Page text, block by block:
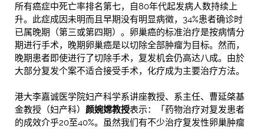
所有癌症中死亡率排名第七，自80年代起发病人数持续上
升。此症成因未明而且早期没有明显病徵，34%患者确诊时
已属晚期（第三或第四期）。卵巢癌的标准治疗是按病情分
期进行手术，晚期卵巢癌是以切除全部肿瘤为目标。然而，
晚期患者即使进行了切除手术，复发机会仍高达八成。由於
大部分复发个案不适合接受手术，化疗成为主要治疗方法。
港大李嘉诚医学院妇产科学系讲座教授、系主任、曹延棨基
金教授（妇产科） 颜婉嫦教授表示：「药物治疗对复发患者
的成效介乎20至40%。虽然我们有不少治疗复发性卵巢肿瘤